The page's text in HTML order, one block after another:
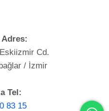
Adres:
Cd.
/ İzmir
Tel:
83 15